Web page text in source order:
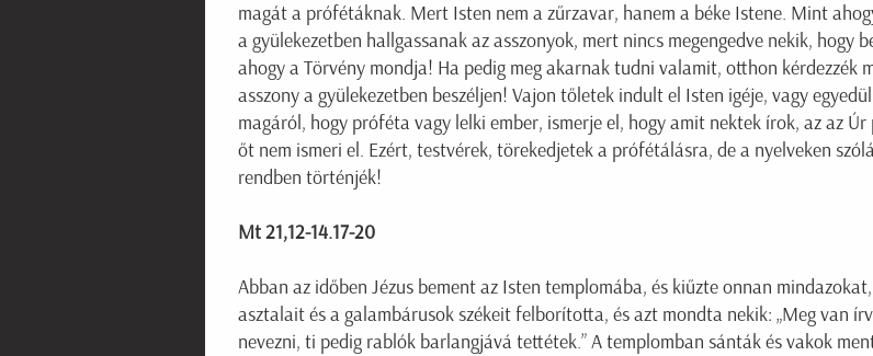
magát a prófétáknak. Mert Isten nem a zűrzavar, hanem a béke Istene. Mint
a gyülekezetben hallgassanak az asszonyok, mert nincs megengedve nekik, hogy
ahogy a Törvény mondja! Ha pedig meg akarnak tudni valamit, otthon kérdezzék
asszony a gyülekezetben beszéljen! Vajon tőletek indult el Isten igéje, vagy
magáról, hogy próféta vagy lelki ember, ismerje el, hogy amit nektek írok, az az
őt nem ismeri el. Ezért, testvérek, törekedjetek a prófétálásra, de a nyelveken
rendben történjék!
Mt 21,12-14.17-20
Abban az időben Jézus bement az Isten templomába, és kiűzte onnan
asztalait és a galambárusok székeit felborította, és azt mondta nekik: „Meg van
nevezni, ti pedig rablók barlangjává tettétek.” A templomban sánták és vakok